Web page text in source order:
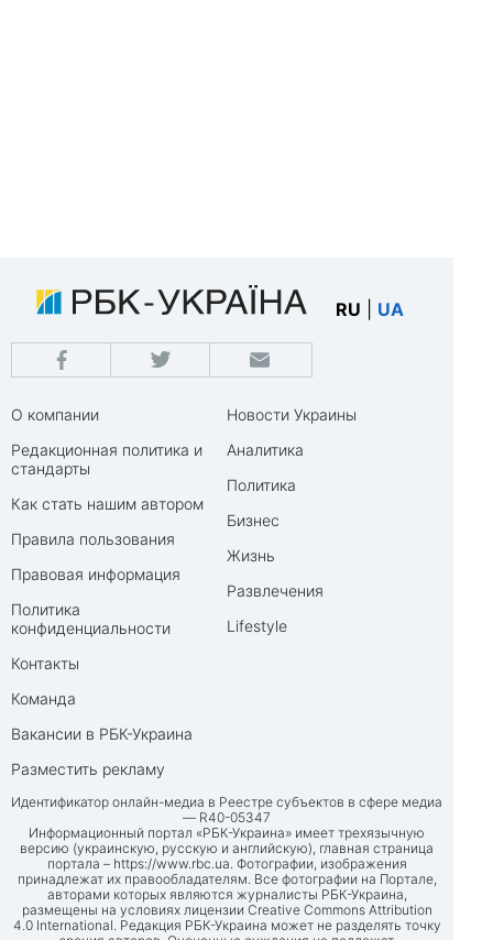
RU UA
О компании
Редакционная политика и
стандарты
Как стать нашим автором
Правила пользования
Правовая информация
Политика
конфиденциальности
Контакты
Команда
Вакансии в РБК-Украина
Разместить рекламу
Новости Украины
Аналитика
Политика
Бизнес
Жизнь
Развлечения
Lifestyle
Идентификатор онлайн-медиа в Реестре субъектов в сфере медиа
— R40-05347
Информационный портал «РБК-Украина» имеет трехязычную
версию (украинскую, русскую и английскую), главная страница
портала – https://www.rbc.ua. Фотографии, изображения
принадлежат их правообладателям. Все фотографии на Портале,
авторами которых являются журналисты РБК-Украина,
размещены на условиях лицензии Creative Commons Attribution
4.0 International. Редакция РБК-Украина может не разделять точку